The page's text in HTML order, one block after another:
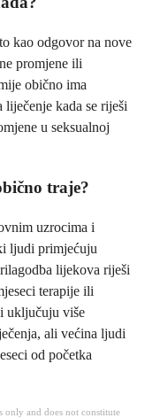
kao odgovor na nove
promjene ili
obično ima
kada se riješi
u seksualnoj
traje?
uzrocima i
ljudi primjećuju
lijekova riješi
terapije ili
uključuju više
ali većina ljudi
od početka
and does not constitute